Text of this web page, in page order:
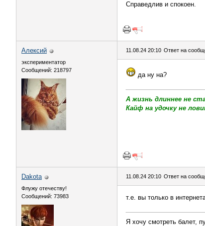
Справедлив и спокоен.
Алексий
экспериментатор
Сообщений: 218797
11.08.24 20:10 Ответ на
да ну на?
А жизнь длиннее не
Кайф на удочку не
Dаkota
Флужу отечеству!
Сообщений: 73983
11.08.24 20:10 Ответ на
т.е. вы только в
Я хочу смотреть балет,